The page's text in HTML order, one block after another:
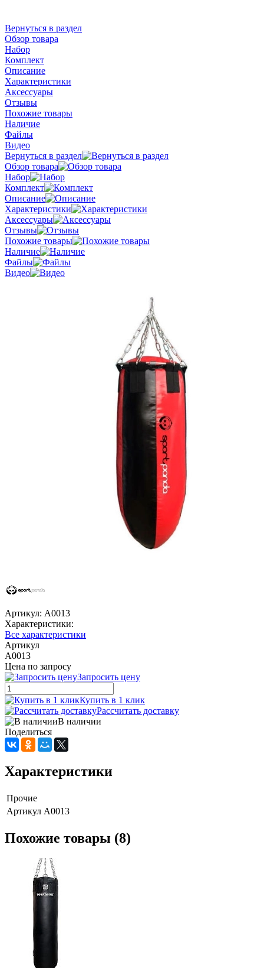
Вернуться в раздел
Обзор товара
Набор
Комплект
Описание
Характеристики
Аксессуары
Отзывы
Похожие товары
Наличие
Файлы
Видео
Вернуться в раздел
Обзор товара
Набор
Комплект
Описание
Характеристики
Аксессуары
Отзывы
Похожие товары
Наличие
Файлы
Видео
Артикул: A0013
Характеристики:
Все характеристики
Артикул
A0013
Цена по запросу
Запросить цену
Купить в 1 клик
Рассчитать доставку
В наличии
Поделиться
Характеристики
Прочие
Артикул A0013
Похожие товары (8)